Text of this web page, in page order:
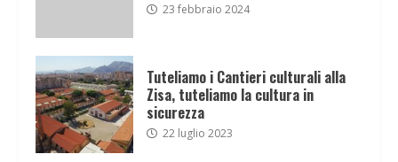
23 febbraio 2024
Tuteliamo i Cantieri culturali alla
Zisa, tuteliamo la cultura in
sicurezza
22 luglio 2023